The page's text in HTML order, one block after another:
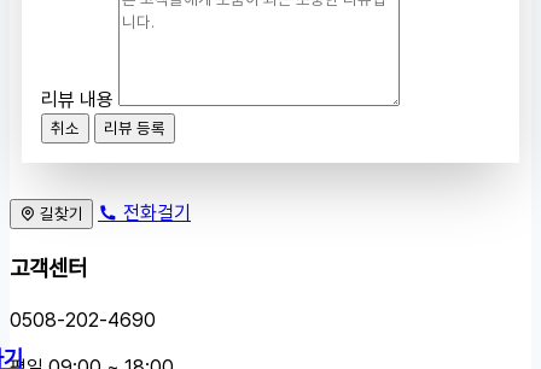
리뷰 내용
취소 리뷰 등록
길찾기 전화걸기
고객센터
0508-202-4690